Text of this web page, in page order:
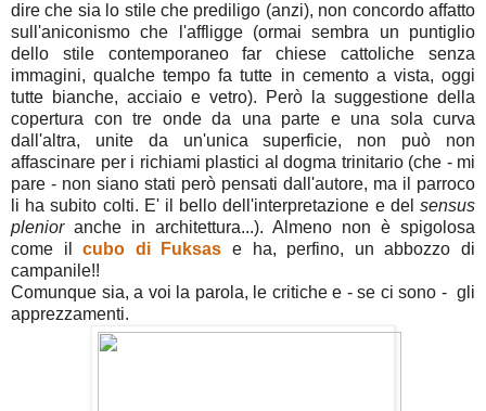
dire che sia lo stile che prediligo (anzi), non concordo affatto
sull'aniconismo che l'affligge (ormai sembra un puntiglio
dello stile contemporaneo far chiese cattoliche senza
immagini, qualche tempo fa tutte in cemento a vista, oggi
tutte bianche, acciaio e vetro). Però la suggestione della
copertura con tre onde da una parte e una sola curva
dall'altra, unite da un'unica superficie, non può non
affascinare per i richiami plastici al dogma trinitario (che - mi
pare - non siano stati però pensati dall'autore, ma il parroco
li ha subito colti. E' il bello dell'interpretazione e del sensus
plenioranche in architettura...). Almeno non è spigolosa
come ilcubo di Fuksase ha, perfino, un abbozzo di
campanile!!
Comunque sia, a voi la parola, le critiche e - se ci sono - gli
apprezzamenti.